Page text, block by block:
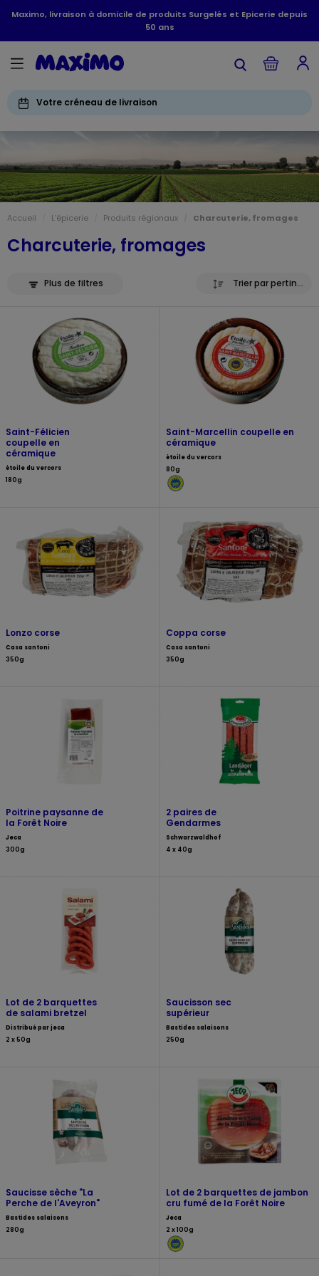
Maximo, livraison à domicile de produits Surgelés et Epicerie depuis
50 ans
Votre créneau de livraison
Accueil L'épicerie Produits régionaux Charcuterie, fromages
Charcuterie, fromages
Plus de filtres Trier par pertinence
Saint-Félicien
coupelle en
céramique
étoile du vercors
180g
Saint-Marcellin coupelle en
céramique
étoile du vercors
80g
Lonzo corse
Casa santoni
350g
Coppa corse
Casa santoni
350g
Poitrine paysanne de
la Forêt Noire
Jeca
300g
2 paires de
Gendarmes
Schwarzwaldhof
4 x 40g
Lot de 2 barquettes
de salami bretzel
Distribué par jeca
2 x 50g
Saucisson sec
supérieur
Bastides salaisons
250g
Saucisse sèche "La
Perche de l'Aveyron"
Bastides salaisons
280g
Lot de 2 barquettes de jambon
cru fumé de la Forêt Noire
Jeca
2 x 100g